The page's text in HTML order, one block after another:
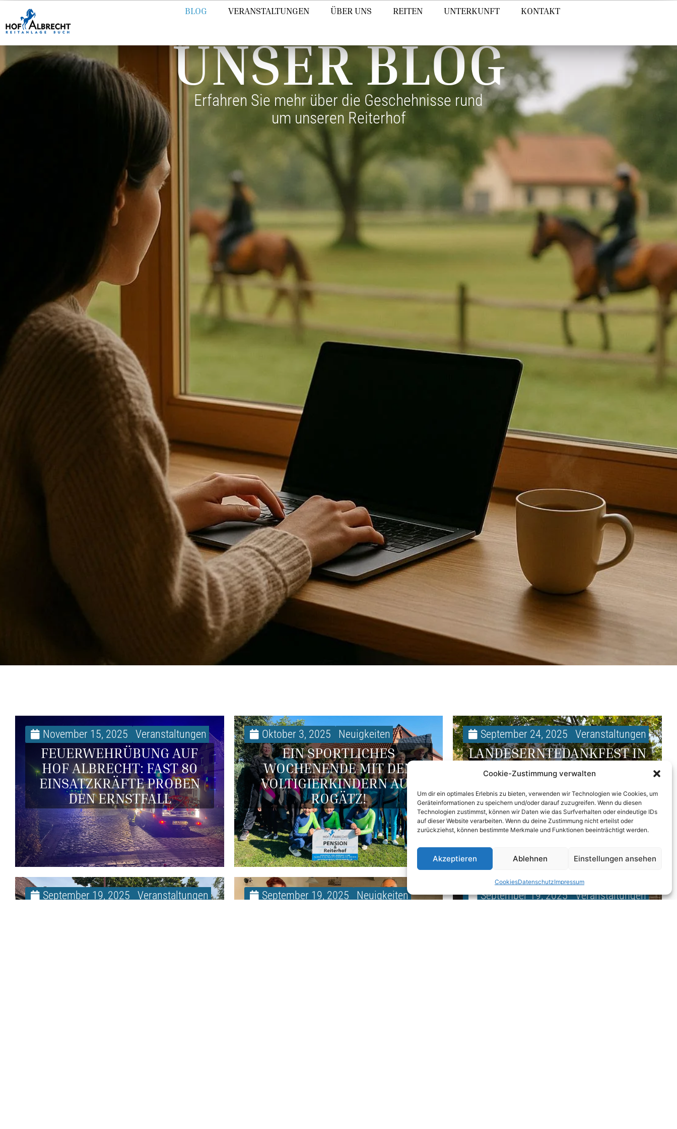
Cookie-Zustimmung verwalten
Um dir ein optimales Erlebnis zu bieten, verwenden wir Technologien wie Cookies, um
Geräteinformationen zu speichern und/oder darauf zuzugreifen. Wenn du diesen
Technologien zustimmst, können wir Daten wie das Surfverhalten oder eindeutige IDs
auf dieser Website verarbeiten. Wenn du deine Zustimmung nicht erteilst oder
zurückziehst, können bestimmte Merkmale und Funktionen beeinträchtigt werden.
Akzeptieren Ablehnen Einstellungen ansehen
CookiesDatenschutzImpressum
BLOG VERANSTALTUNGEN ÜBER UNS REITEN UNTERKUNFT KONTAKT
UNSER BLOG
Erfahren Sie mehr über die Geschehnisse rund
um unseren Reiterhof
November 15, 2025 Veranstaltungen
FEUERWEHRÜBUNG AUF
HOF ALBRECHT: FAST 80
EINSATZKRÄFTE PROBEN
DEN ERNSTFALL
Oktober 3, 2025 Neuigkeiten
EIN SPORTLICHES
WOCHENENDE MIT DEN
VOLTIGIERKINDERN AUS
ROGÄTZ!
September 24, 2025 Veranstaltungen
LANDESERNTEDANKFEST IN
MAGDEBURG – HOF
ALBRECHT WAR DABEI
September 19, 2025 Veranstaltungen September 19, 2025 Neuigkeiten September 19, 2025 Veranstaltungen